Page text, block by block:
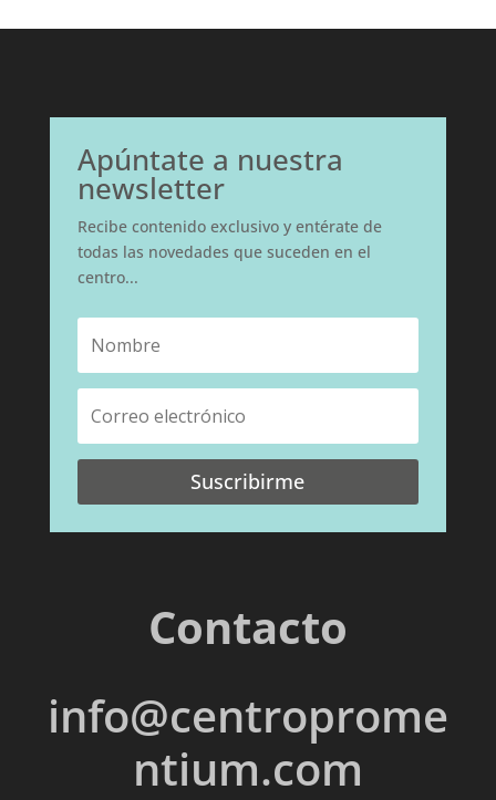
Apúntate a nuestra
newsletter
Recibe contenido exclusivo y entérate de
todas las novedades que suceden en el
centro...
Suscribirme
Contacto
info@centroprome
ntium.com